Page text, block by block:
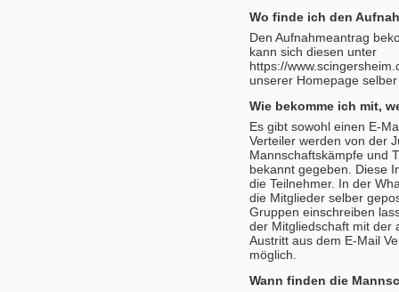
Wo finde ich den
Den Aufnahmeantrag
kann sich diesen unter
https://
unserer Homepage
Wie bekomme ich mit,
Es gibt sowohl einen E-
Verteiler werden von der
Mannschaftskämpfe und
bekannt gegeben. Diese
die Teilnehmer. In der
die Mitglieder selber
Gruppen einschreiben
der Mitgliedschaft mit der
Austritt aus dem E-Mail
möglich.
Wann finden die